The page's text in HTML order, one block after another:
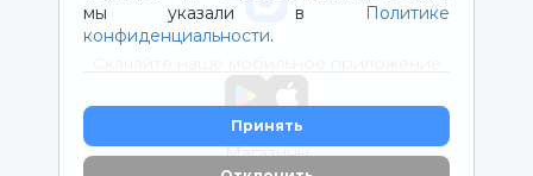
мы указали в
Политике
конфиденциальности.
Принять
Магазины